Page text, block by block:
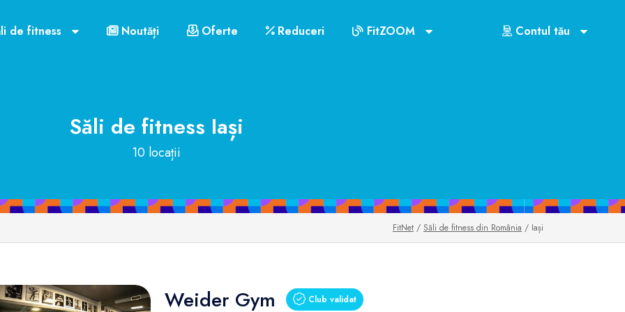
de fitness Noutăți Oferte Reduceri FitZOOM Contul tău
Săli de fitness Iași
10 locații
FitNet / Săli de fitness din România / Iași
Weider Gym Club validat